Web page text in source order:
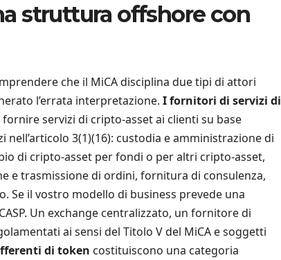
struttura offshore con
che il MiCA disciplina due tipi di attori
l’errata interpretazione. I fornitori di servizi di
servizi di cripto-asset ai clienti su base
3(1)(16): custodia e amministrazione di
di cripto-asset per fondi o per altri cripto-asset,
e trasmissione di ordini, fornitura di consulenza,
il vostro modello di business prevede una
Un exchange centralizzato, un fornitore di
ai sensi del Titolo V del MiCA e soggetti
di token costituiscono una categoria